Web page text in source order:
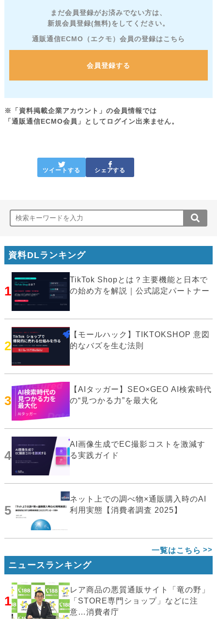
まだ会員登録がお済みでない方は、
新規会員登録(無料)をしてください。
通販通信ECMO（エクモ）会員の登録はこちら
会員登録する
※「資料掲載企業アカウント」の会員情報では
「通販通信ECMO会員」としてログイン出来ません。
ツイートする シェアする
資料DLランキング
1
TikTok Shopとは？主要機能と日本で
の始め方を解説｜公式認定パートナー
2
【モールハック】TIKTOKSHOP 意図
的なバズを生む法則
3
【AIタッガー】SEO×GEO AI検索時代
の“見つかる力”を最大化
4
AI画像生成でEC撮影コストを激減す
る実践ガイド
5
ネット上での調べ物×通販購入時のAI
利用実態【消費者調査 2025】
一覧はこちら
ニュースランキング
1
レア商品の悪質通販サイト「竜の野」
「STORE専門ショップ」などに注
意…消費者庁